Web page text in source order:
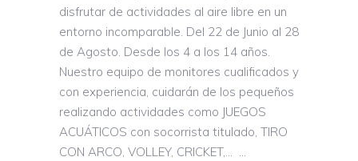
disfrutar de actividades al aire libre en un
entorno incomparable. Del 22 de Junio al 28
de Agosto. Desde los 4 a los 14 años.
Nuestro equipo de monitores cualificados y
con experiencia, cuidarán de los pequeños
realizando actividades como JUEGOS
ACUÁTICOS con socorrista titulado, TIRO
CON ARCO, VOLLEY, CRICKET,…